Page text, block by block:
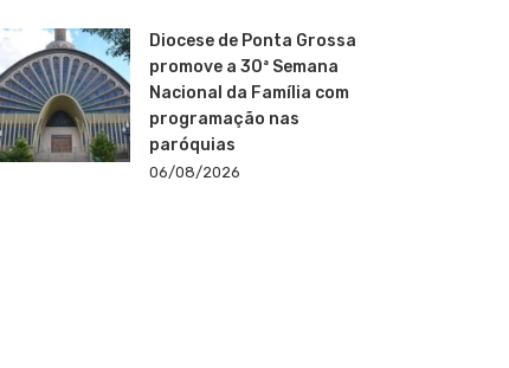
Diocese de Ponta Grossa
promove a 30ª Semana
Nacional da Família com
programação nas
paróquias
06/08/2026